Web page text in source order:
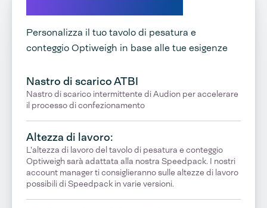
Personalizza il tuo tavolo di pesatura e
conteggio Optiweigh in base alle tue esigenze
Nastro di scarico ATBI
Nastro di scarico intermittente di Audion per accelerare
il processo di confezionamento
Altezza di lavoro:
L'altezza di lavoro del tavolo di pesatura e conteggio
Optiweigh sarà adattata alla nostra Speedpack. I nostri
account manager ti consiglieranno sulle altezze di lavoro
possibili di Speedpack in varie versioni.